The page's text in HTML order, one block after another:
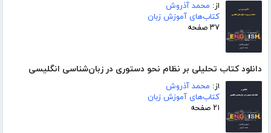
از: محمد آذروش
کتاب‌های آموزش زبان
۳۷ صفحه
دانلود کتاب تحلیلی بر نظام نحو دستوری در زبان‌شناسی انگلیسی
از: محمد آذروش
کتاب‌های آموزش زبان
۲۱ صفحه